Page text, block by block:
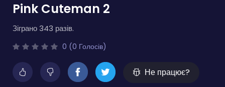
Pink Cuteman 2
Зіграно 343 разів.
0 (0 Голосів)
Не працює?